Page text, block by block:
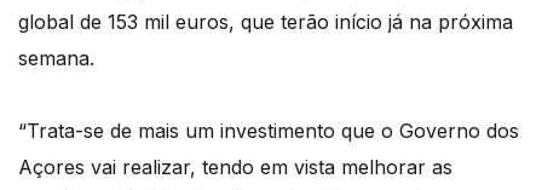
global de 153 mil euros, que terão início já na próxima
semana.
“Trata-se de mais um investimento que o Governo dos
Açores vai realizar, tendo em vista melhorar as